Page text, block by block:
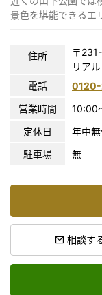
景色を堪能できるエ
住所
〒
リア
電話
0120-
営業時間
10:00
定休日
年中
駐車場
無
相談す